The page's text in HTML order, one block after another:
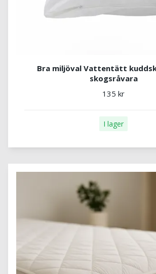
Bra miljöval Vattentätt
skogsråvara
135 kr
I lager